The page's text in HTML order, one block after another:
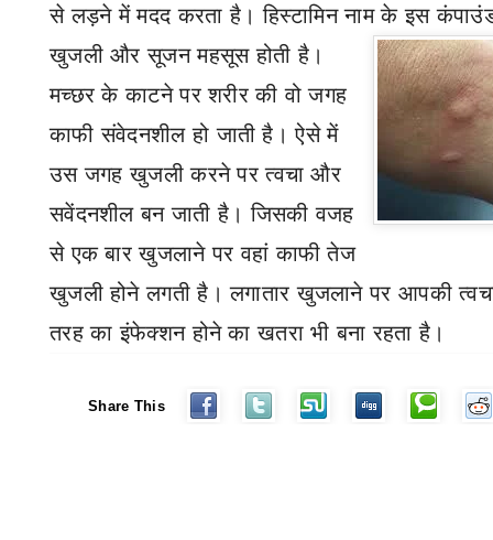
से लड़ने में मदद करता है। हिस्टामिन नाम के इस
खुजली और सूजन महसूस होती है।
मच्छर के काटने पर शरीर की वो जगह
काफी संवेदनशील हो जाती है। ऐसे में
उस जगह खुजली करने पर त्वचा और
सवेंदनशील बन जाती है। जिसकी वजह
से एक बार खुजलाने पर वहां काफी तेज
खुजली होने लगती है। लगातार खुजलाने पर आपकी
तरह का इंफेक्शन होने का खतरा भी बना रहता है।
Share This